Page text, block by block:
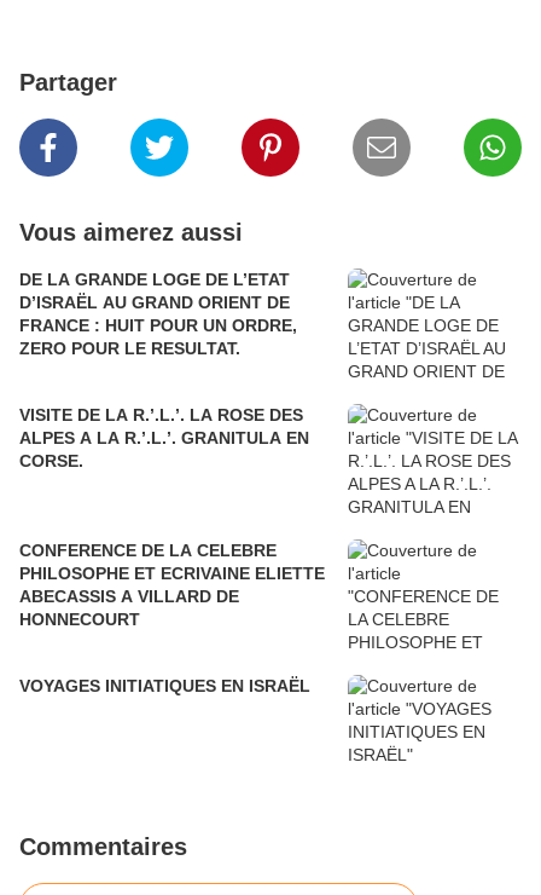
Partager
Vous aimerez aussi
DE LA GRANDE LOGE DE L’ETAT
D’ISRAËL AU GRAND ORIENT DE
FRANCE : HUIT POUR UN ORDRE,
ZERO POUR LE RESULTAT.
VISITE DE LA R.’.L.’. LA ROSE DES
ALPES A LA R.’.L.’. GRANITULA EN
CORSE.
CONFERENCE DE LA CELEBRE
PHILOSOPHE ET ECRIVAINE ELIETTE
ABECASSIS A VILLARD DE
HONNECOURT
VOYAGES INITIATIQUES EN ISRAËL
Commentaires